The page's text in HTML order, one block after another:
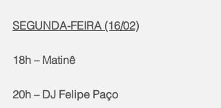
SEGUNDA-FEIRA (16/02)
18h – Matinê
20h – DJ Felipe Paço